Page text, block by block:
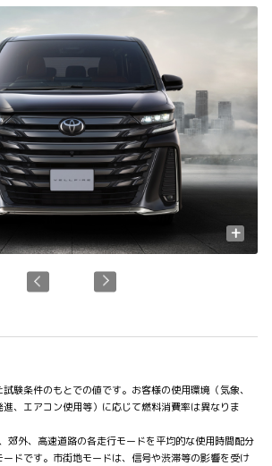
+
験条件のもとでの値です。お客様の使用環境（気象、
、エアコン使用等）に応じて燃料消費率は異なりま
郊外、高速道路の各走行モードを平均的な使用時間配分
ドです。市街地モードは、信号や渋滞等の影響を受け